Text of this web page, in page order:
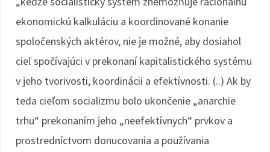
ekonomickú kalkuláciu a koordinované konanie
spoločenských aktérov, nie je možné, aby dosiahol
cieľ spočívajúci v prekonaní kapitalistického systému
v jeho tvorivosti, koordinácii a efektívnosti. (..) Ak by
teda cieľom socializmu bolo ukončenie „anarchie
trhu“ prekonaním jeho „neefektívnych“ prvkov a
prostredníctvom donucovania a používania